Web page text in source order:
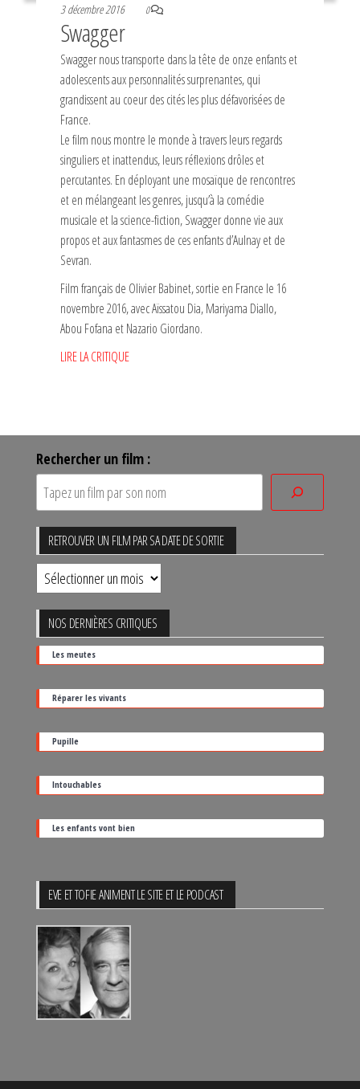
3 décembre 2016
0
Swagger
Swagger nous transporte dans la tête de onze enfants et
adolescents aux personnalités surprenantes, qui
grandissent au coeur des cités les plus défavorisées de
France.
Le film nous montre le monde à travers leurs regards
singuliers et inattendus, leurs réflexions drôles et
percutantes. En déployant une mosaïque de rencontres
et en mélangeant les genres, jusqu’à la comédie
musicale et la science-fiction, Swagger donne vie aux
propos et aux fantasmes de ces enfants d’Aulnay et de
Sevran.
Film français de Olivier Babinet, sortie en France le 16
novembre 2016, avec Aïssatou Dia, Mariyama Diallo,
Abou Fofana et Nazario Giordano.
LIRE LA CRITIQUE
Rechercher un film :
RETROUVER UN FILM PAR SA DATE DE SORTIE
Retrouver
un
film
par
sa
date
de
sortie
NOS DERNIÈRES CRITIQUES
Les meutes
Réparer les vivants
Pupille
Intouchables
Les enfants vont bien
EVE ET TOFIE ANIMENT LE SITE ET LE PODCAST